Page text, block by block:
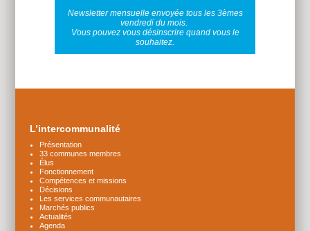
Newsletter mensuelle envoyée tous les 3èmes
vendredi du mois.
Vous pouvez vous désinscrire quand vous le
souhaitez.
L’intercommunalité
Présentation
33 communes membres
Élus
Fonctionnement
Compétences et missions
Décisions
Les services communautaires
Marchés publics
Actualités
Agenda